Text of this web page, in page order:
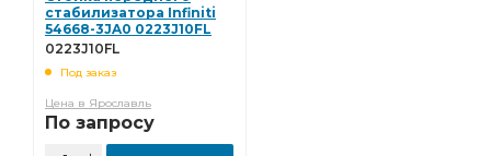
Прокладка ГБЦ Сухарь вилки
Патрубок радиатора
Подшипник подвесной
передний левый
Сальник коленвала Фильтр топливный сепаратор
стабилизатора Infiniti
54668-3JA0 0223J10FL
0223J10FL
Под заказ
Цена в Ярославль
По запросу